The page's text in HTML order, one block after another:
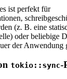
ist perfekt für
(z. B. eine
oder beliebige
der Anwendung
tokio::sync-